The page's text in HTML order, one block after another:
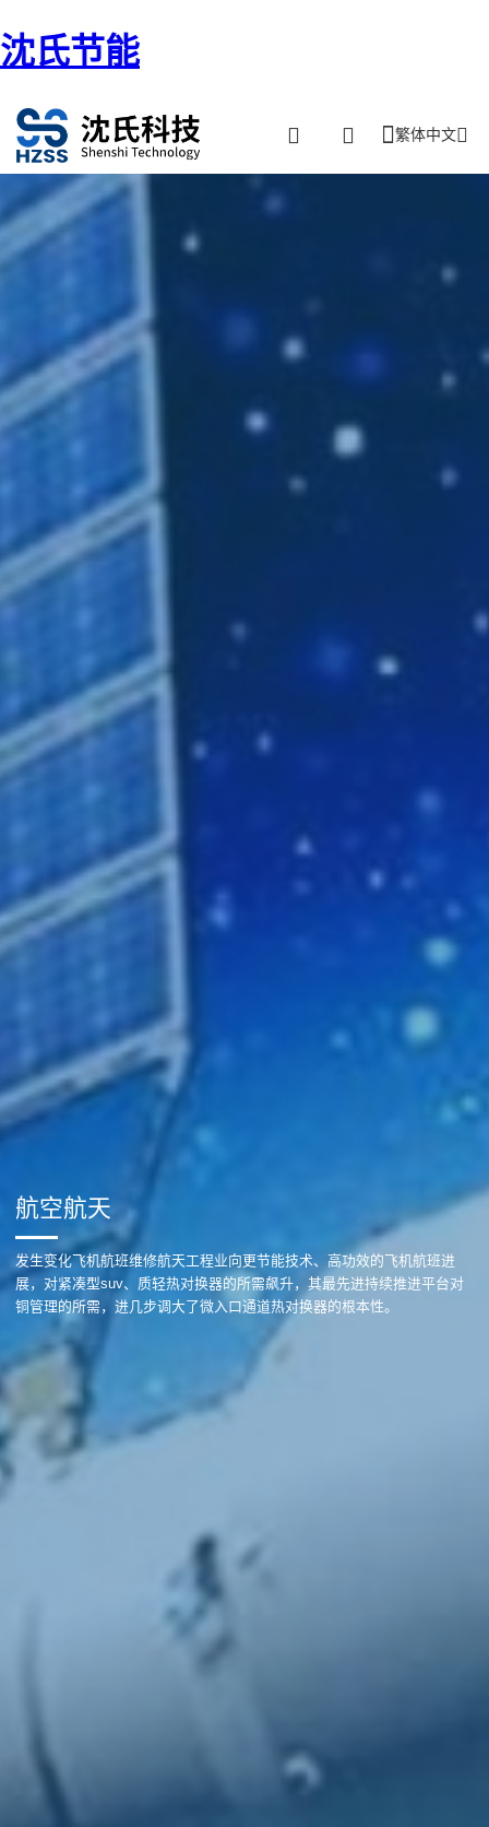
沈氏节能
繁体中文
航空航天
发生变化飞机航班维修航天工程业向更节能技术、高功效的飞机航班进
展，对紧凑型suv、质轻热对换器的所需飙升，其最先进持续推进平台对
铜管理的所需，进几步调大了微入口通道热对换器的根本性。